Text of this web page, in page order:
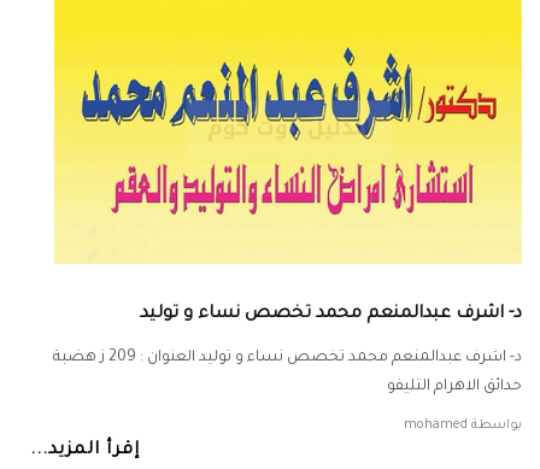
د- اشرف عبدالمنعم محمد تخصص نساء و توليد
د- اشرف عبدالمنعم محمد تخصص نساء و توليد العنوان : 209 ز هضبة
حدائق الاهرام التليفو
بواسطة mohamed
إقرأ المزيد...